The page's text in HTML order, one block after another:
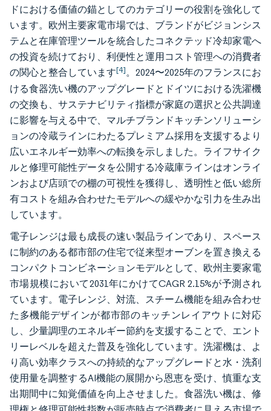
ドにおける価値の錨としてのカテゴリーの役割を強化して
います。欧州主要家電市場では、ブランドがビジョンシス
テムと在庫管理ツールを統合したコネクテッド冷却家電へ
の投資を続けており、利便性と運用コスト管理への消費者
の関心と整合しています[4]。2024〜2025年のフランスにお
ける食器洗い機のアップグレードとドイツにおける洗濯機
の交換も、サステナビリティ指標が家庭の選択と公共調達
に影響を与える中で、マルチブランドキッチンソリューシ
ョンの冷蔵ラインにわたるプレミアム採用を支援するより
広いエネルギー効率への転換を示しました。ライフサイク
ルと修理可能性データを公開する冷蔵庫ラインはオンライ
ンおよび店頭での棚の可視性を獲得し、透明性と低い総所
有コストを組み合わせたモデルへの緩やかな引力を生み出
しています。
電子レンジは最も成長の速い製品ラインであり、スペース
に制約のある都市部の住宅で従来型オーブンを置き換える
コンパクトコンビネーションモデルとして、欧州主要家電
市場規模において2031年にかけてCAGR 2.15%が予測され
ています。電子レンジ、対流、スチーム機能を組み合わせ
た多機能デザインが都市部のキッチンレイアウトに対応
し、少量調理のエネルギー節約を支援することで、エント
リーレベルを超えた普及を強化しています。洗濯機は、よ
り高い効率クラスへの持続的なアップグレードと水・洗剤
使用量を調整するAI機能の展開から恩恵を受け、慎重な支
出期間中に知覚価値を向上させました。食器洗い機は、修